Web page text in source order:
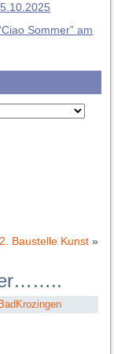
Sommer” am
Baustelle Kunst»